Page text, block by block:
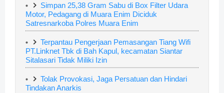
Simpan 25,38 Gram Sabu di Box Filter Udara
Motor, Pedagang di Muara Enim Diciduk
Satresnarkoba Polres Muara Enim
Terpantau Pengerjaan Pemasangan Tiang Wifi
PT.Linknet Tbk di Bah Kapul, kecamatan Siantar
Sitalasari Tidak Miliki Izin
Tolak Provokasi, Jaga Persatuan dan Hindari
Tindakan Anarkis